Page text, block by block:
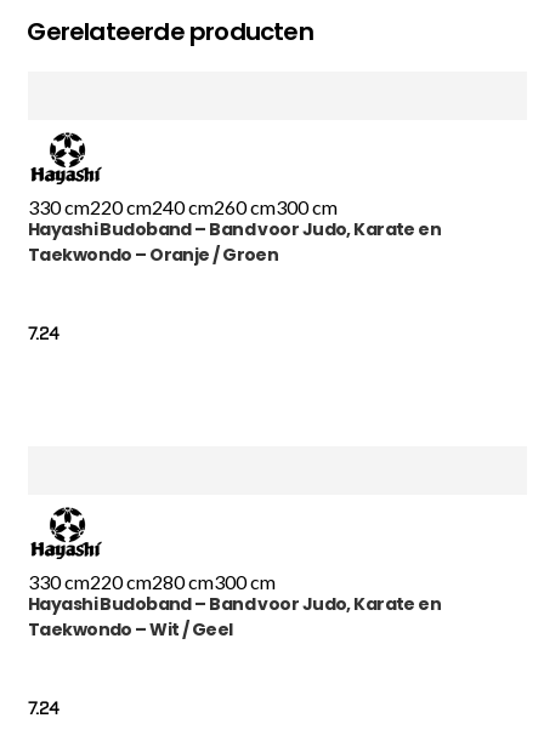
Gerelateerde producten
330 cm220 cm240 cm260 cm300 cm
Hayashi Budoband – Band voor Judo, Karate en
Taekwondo – Oranje / Groen
7.24
330 cm220 cm280 cm300 cm
Hayashi Budoband – Band voor Judo, Karate en
Taekwondo – Wit / Geel
7.24